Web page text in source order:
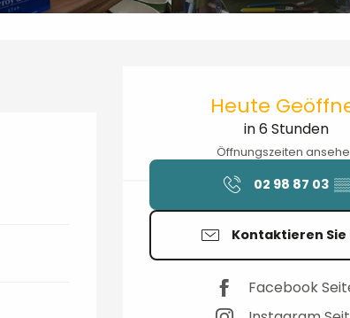
Öffnungszeiten &
Heute
in 6 Stunden
Öffnungszeiten
02 98 87 03
Kontaktieren Sie
Facebook